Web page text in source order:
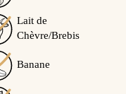
Lait de
Chèvre/Brebis
Banane